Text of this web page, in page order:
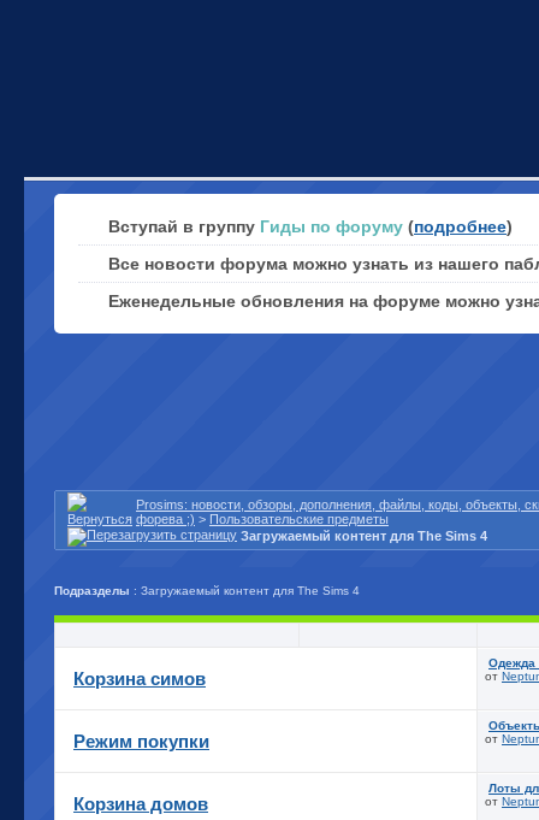
Вступай в группу Гиды по форуму (подробнее)
Все новости форума можно узнать из нашего
Еженедельные обновления на форуме можно
Prosims: новости, обзоры, дополнения, файлы, коды, объекты,
форева ;) > Пользовательские предметы
Загружаемый контент для The Sims 4
Подразделы : Загружаемый контент для The Sims 4
Корзина симов
Одежда
от
Режим покупки
от
Корзина домов
Лоты
от